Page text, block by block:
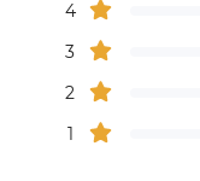
4
3
2
1